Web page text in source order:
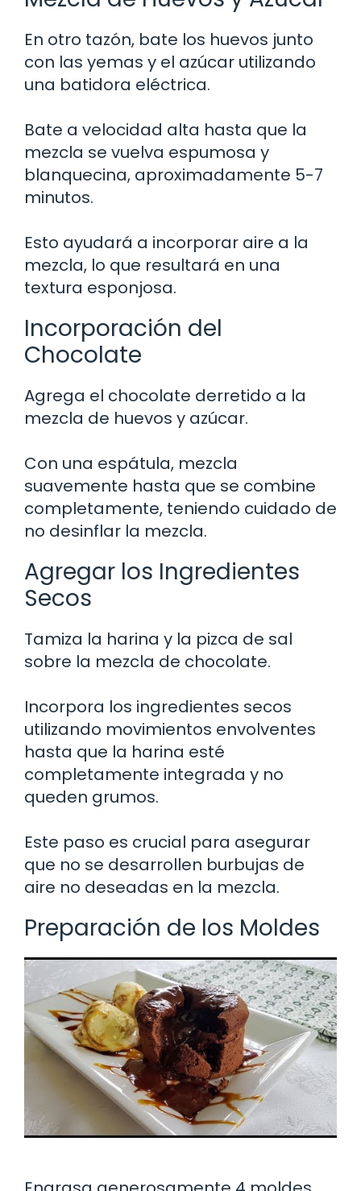
En otro tazón, bate los huevos junto
con las yemas y el azúcar utilizando
una batidora eléctrica.
Bate a velocidad alta hasta que la
mezcla se vuelva espumosa y
blanquecina, aproximadamente 5-7
minutos.
Esto ayudará a incorporar aire a la
mezcla, lo que resultará en una
textura esponjosa.
Incorporación del
Chocolate
Agrega el chocolate derretido a la
mezcla de huevos y azúcar.
Con una espátula, mezcla
suavemente hasta que se combine
completamente, teniendo cuidado de
no desinflar la mezcla.
Agregar los Ingredientes
Secos
Tamiza la harina y la pizca de sal
sobre la mezcla de chocolate.
Incorpora los ingredientes secos
utilizando movimientos envolventes
hasta que la harina esté
completamente integrada y no
queden grumos.
Este paso es crucial para asegurar
que no se desarrollen burbujas de
aire no deseadas en la mezcla.
Preparación de los Moldes